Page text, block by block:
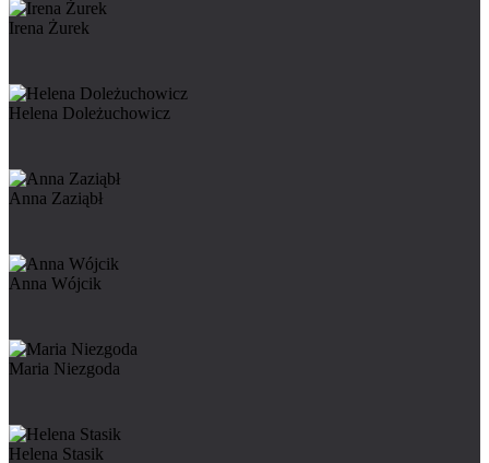
Irena Żurek
Helena Doleżuchowicz
Anna Zaziąbł
Anna Wójcik
Maria Niezgoda
Helena Stasik